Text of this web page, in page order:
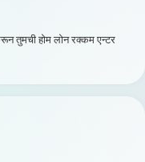
तुमची होम लोन रक्कम एन्टर